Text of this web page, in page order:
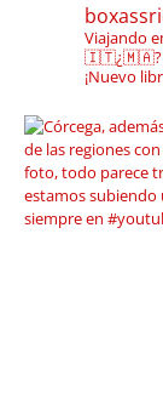
Viajando
🇮🇹¿🇲🇦?
¡Nuevo